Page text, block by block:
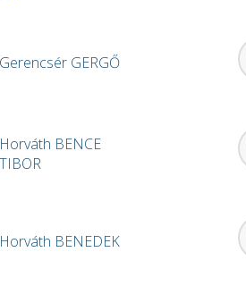
Gerencsér GERGŐ
Horváth BENCE
TIBOR
Horváth BENEDEK